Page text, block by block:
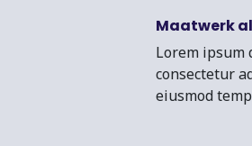
Maatwerk
Lorem ipsum
consectetur
eiusmod